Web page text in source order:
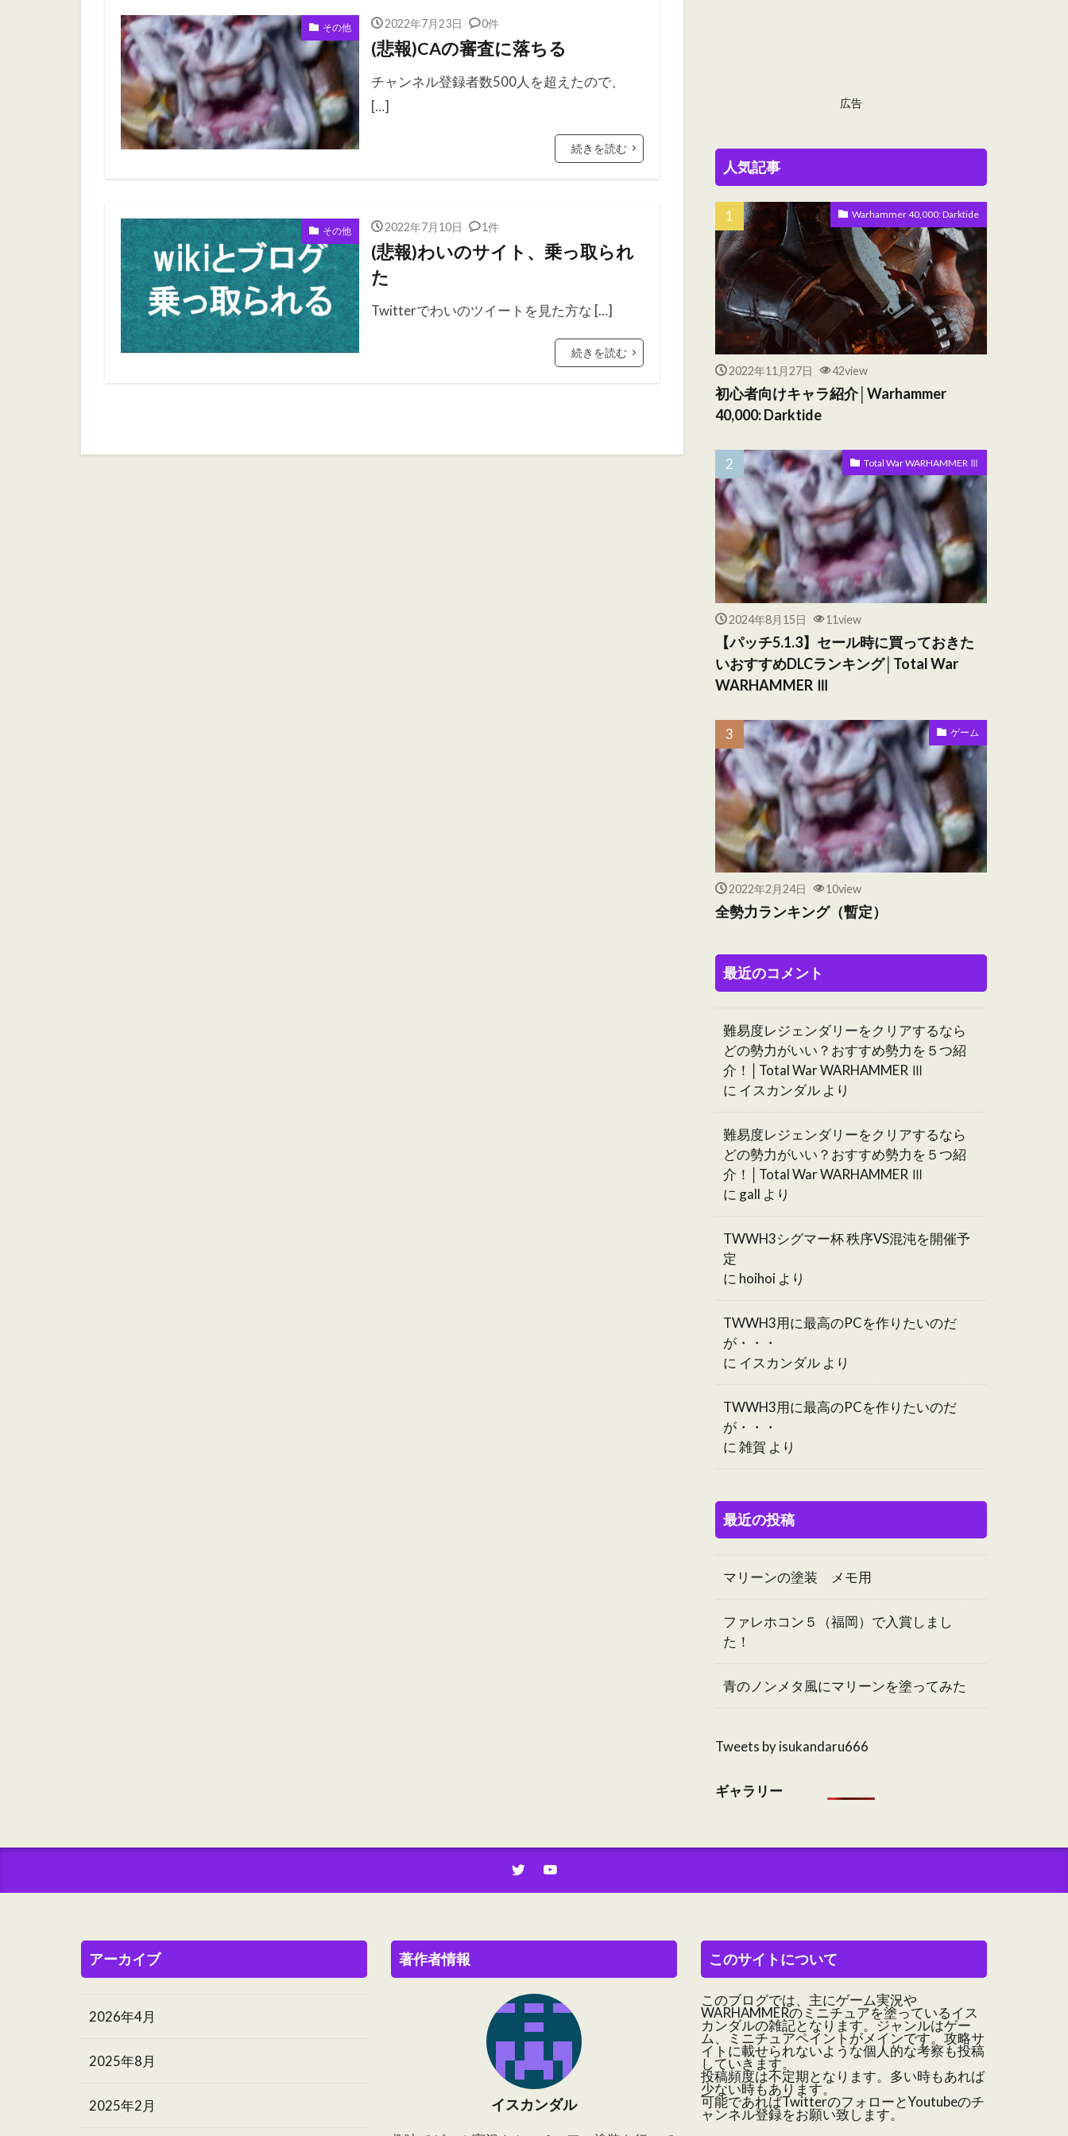
その他 2022年7月23日 0件
(悲報)CAの審査に落ちる
チャンネル登録者数500人を超えたので、
[…]
続きを読む
その他 2022年7月10日 1件
(悲報)わいのサイト、乗っ取られ
た
Twitterでわいのツイートを見た方な […]
続きを読む
広告
人気記事
Warhammer 40,000: Darktide
2022年11月27日 42view
初心者向けキャラ紹介│Warhammer
40,000: Darktide
Total War WARHAMMER Ⅲ
2024年8月15日 11view
【パッチ5.1.3】セール時に買っておきた
いおすすめDLCランキング│Total War
WARHAMMER Ⅲ
ゲーム
2022年2月24日 10view
全勢力ランキング（暫定）
最近のコメント
難易度レジェンダリーをクリアするなら
どの勢力がいい？おすすめ勢力を５つ紹
介！│Total War WARHAMMER Ⅲ
に イスカンダル より
難易度レジェンダリーをクリアするなら
どの勢力がいい？おすすめ勢力を５つ紹
介！│Total War WARHAMMER Ⅲ
に gall より
TWWH3シグマー杯 秩序VS混沌を開催予
定
に hoihoi より
TWWH3用に最高のPCを作りたいのだ
が・・・
に イスカンダル より
TWWH3用に最高のPCを作りたいのだ
が・・・
に 雑賀 より
最近の投稿
マリーンの塗装 メモ用
ファレホコン５（福岡）で入賞しまし
た！
青のノンメタ風にマリーンを塗ってみた
Tweets by isukandaru666
ギャラリー
アーカイブ
2026年4月
2025年8月
2025年2月
著作者情報
イスカンダル
このサイトについて
このブログでは、主にゲーム実況や
WARHAMMERのミニチュアを塗っているイス
カンダルの雑記となります。ジャンルはゲー
ム、ミニチュアペイントがメインです。攻略サ
イトに載せられないような個人的な考察も投稿
していきます。
投稿頻度は不定期となります。多い時もあれば
少ない時もあります。
可能であればTwitterのフォローとYoutubeのチ
ャンネル登録をお願い致します。